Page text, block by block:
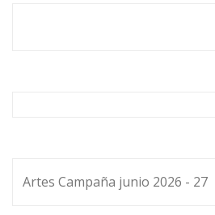
Artes Campaña junio 2026 - 27